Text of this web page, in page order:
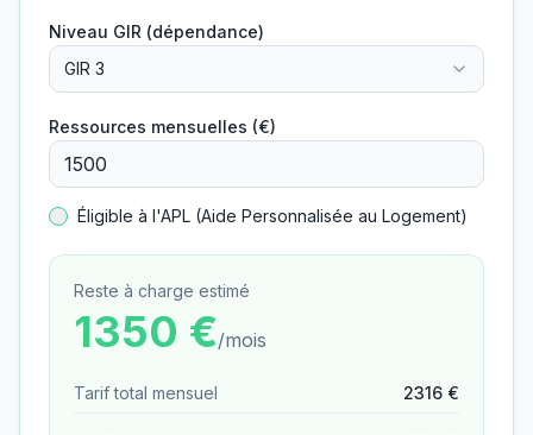
Niveau GIR (dépendance)
GIR 3
Ressources mensuelles (€)
Éligible à l'APL (Aide Personnalisée au Logement)
Reste à charge estimé
1350 €/mois
Tarif total mensuel 2316 €